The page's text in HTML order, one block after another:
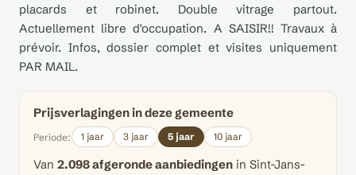
placards et robinet. Double vitrage partout.
Actuellement libre d'occupation. A SAISIR!! Travaux à
prévoir. Infos, dossier complet et visites uniquement
PAR MAIL.
Prijsverlagingen in deze gemeente
Periode: 1 jaar 3 jaar 5 jaar 10 jaar
Van 2.098 afgeronde aanbiedingen in Sint-Jans-